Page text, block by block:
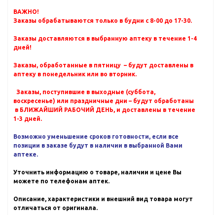
ВАЖНО!
Заказы обрабатываются только в будни с 8-00 до 17-30.
Заказы доставляются в выбранную аптеку в течение 1-4
дней!
Заказы, обработанные в пятницу – будут доставлены в
аптеку в понедельник или во вторник.
Заказы, поступившие в выходные (суббота,
воскресенье) или праздничные дни – будут обработаны
в БЛИЖАЙШИЙ РАБОЧИЙ ДЕНЬ, и доставлены в течение
1-3 дней.
Возможно уменьшение сроков готовности, если все
позиции в заказе будут в наличии в выбранной Вами
аптеке.
Уточнить информацию о товаре, наличии и цене Вы
можете по телефонам аптек.
Описание, характеристики и внешний вид товара могут
отличаться от оригинала.